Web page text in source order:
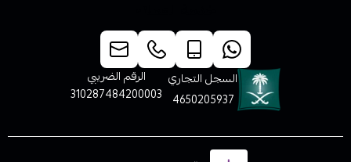
السجل التجاري
4650205937
الرقم الضريبي
310287484200003